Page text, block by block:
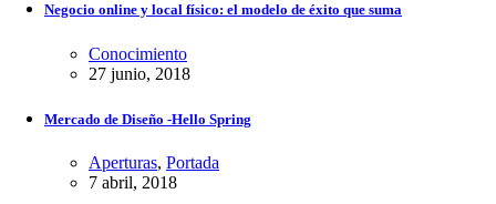
Negocio online y local físico: el modelo de éxito que suma
Conocimiento
27 junio, 2018
Mercado de Diseño -Hello Spring
Aperturas, Portada
7 abril, 2018